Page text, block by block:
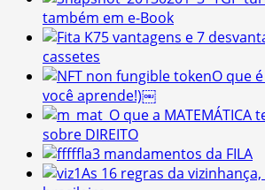
também em e-Book
5 vantagens e 7
cassetes
O que
você aprende!)￼
O que a MATEMÁTICA
sobre DIREITO
3 mandamentos da FILA
As 16 regras da